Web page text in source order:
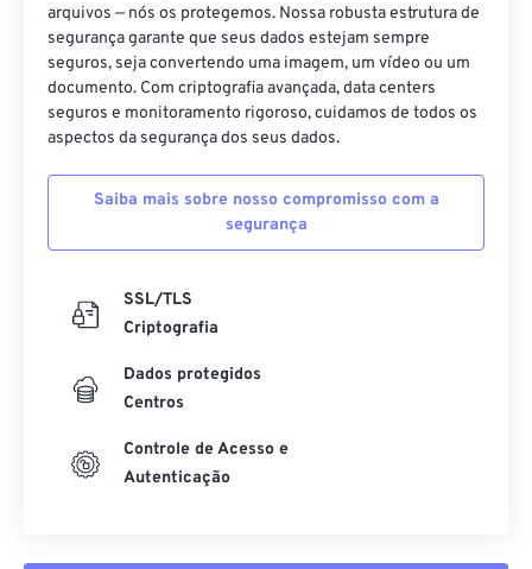
arquivos — nós os protegemos. Nossa robusta estrutura de
segurança garante que seus dados estejam sempre
seguros, seja convertendo uma imagem, um vídeo ou um
documento. Com criptografia avançada, data centers
seguros e monitoramento rigoroso, cuidamos de todos os
aspectos da segurança dos seus dados.
Saiba mais sobre nosso compromisso com a
segurança
SSL/TLS
Criptografia
Dados protegidos
Centros
Controle de Acesso e
Autenticação